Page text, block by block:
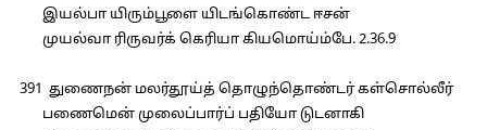
இயல்பா யிரும்பூளை யிடங்கொண்ட ஈசன்
முயல்வா ரிருவர்க் கெரியா கியமொய்ம்பே. 2.36.9
391 துணைநன் மலர்தூய்த் தொழுந்தொண்டர் கள்சொல்லீர்
பணைமென் முலைப்பார்ப் பதியோ டுடனாகி